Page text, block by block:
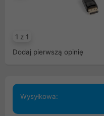
1 z 1
Dodaj pierwszą opinię
Wysyłkowa: